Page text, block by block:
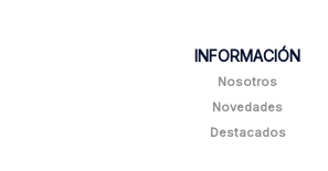
INFORMACIÓN
Nosotros
Novedades
Destacados